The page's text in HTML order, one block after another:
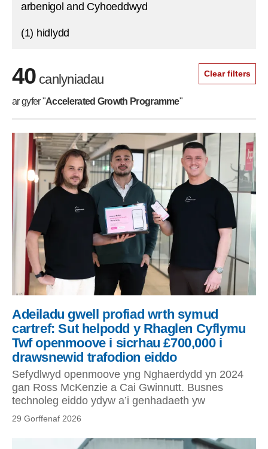
arbenigol and Cyhoeddwyd
(1) hidlydd
Clear filters
40canlyniadau
ar gyfer "Accelerated Growth Programme"
Skip to filters
Adeiladu gwell profiad wrth symud
cartref: Sut helpodd y Rhaglen Cyflymu
Twf openmoove i sicrhau £700,000 i
drawsnewid trafodion eiddo
29 Gorffenaf 2026
Sefydlwyd openmoove yng Nghaerdydd yn 2024
gan Ross McKenzie a Cai Gwinnutt. Busnes
technoleg eiddo ydyw a’i genhadaeth yw